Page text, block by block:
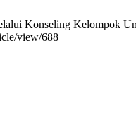
Konseling Kelompok
view/688